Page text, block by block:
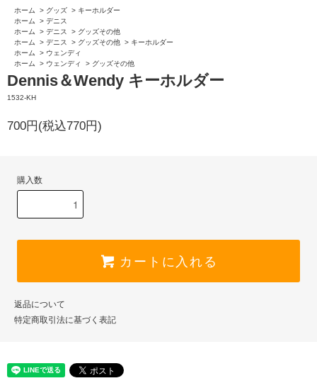
ホーム > グッズ > キーホルダー
ホーム
> デニス
ホーム
> デニス > グッズその他
ホーム
> デニス > グッズその他 > キーホルダー
ホーム
> ウェンディ
ホーム
> ウェンディ > グッズその他
Dennis＆Wendy キーホルダー
1532-KH
700円(税込770円)
購入数
カートに入れる
返品について
特定商取引法に基づく表記